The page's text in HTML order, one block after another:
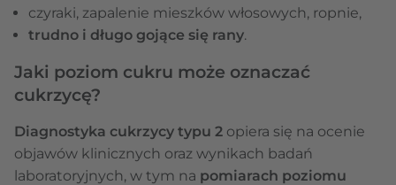
czyraki, zapalenie mieszków włosowych, ropnie,
trudno i długo gojące się rany.
Jaki poziom cukru może oznaczać
cukrzycę?
Diagnostyka cukrzycy typu 2 opiera się na ocenie
objawów klinicznych oraz wynikach badań
laboratoryjnych, w tym na pomiarach poziomu